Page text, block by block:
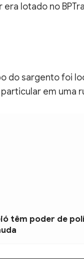
lotado no
do sargento foi
em uma
têm poder de